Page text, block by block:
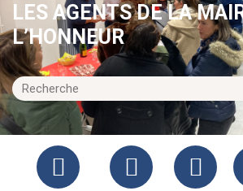
LES AGENTS DE LA
L’HONNEUR